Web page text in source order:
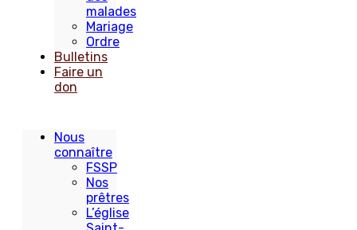
malades
Mariage
Ordre
Bulletins
Faire un
don
Nous
connaître
FSSP
Nos
prêtres
L’église